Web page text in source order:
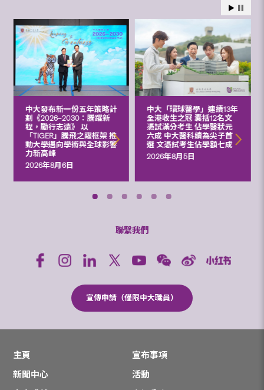
中大發布新一份五年策略計
劃《2026‒2030：騰躍新
程，勵行志遠》 以
「TIGER」騰飛之躍框架 推
動大學邁向學術與全球影響
力新高峰
2026年8月6日
中大「環球醫學」連續13年
全港收生之冠 囊括12名文
憑試滿分考生 佔學醫狀元
六成 中大醫科續為尖子首
選 文憑試考生佔學額七成
2026年8月5日
聯繫我們
宣傳申請（僅限中大職員）
主頁
宣布事項
新聞中心
活動